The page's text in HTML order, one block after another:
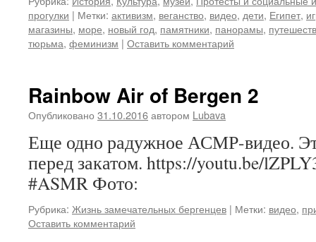
прогулки | Метки: активизм, веганство, видео, дети, Египет,
магазины, море, новый год, памятники, панорамы,
тюрьма, феминизм | Оставить комментарий
Rainbow Air of Bergen 2
Опубликовано 31.10.2016автором Lubava
Еще одно радужное АСМР-видео.
перед закатом. https://youtu.be/
#ASMR Фото:
Рубрика: Жизнь замечательных бергенцев | Метки: видео,
Оставить комментарий